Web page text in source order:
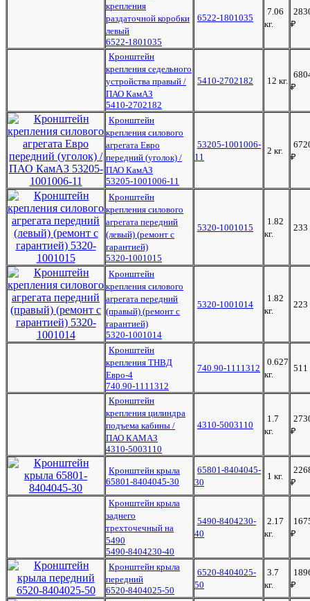
крепления
раздаточной коробки
левый
6522-1801035
6522-1801035
7.06
кг.
₽
Кронштейн
крепления седельного
устройства правый /
ПАО КамАЗ
5410-2702182
5410-2702182 12 кг.
₽
Кронштейн
крепления силового
агрегата Евро
передний (уголок) /
ПАО КамАЗ
53205-1001006-11
53205-1001006-
11
2 кг.
₽
Кронштейн
крепления силового
агрегата передний
(левый) (ремонт с
гарантией)
5320-1001015
5320-1001015
1.82
кг.
233
Кронштейн
крепления силового
агрегата передний
(правый) (ремонт с
гарантией)
5320-1001014
5320-1001014
1.82
кг.
223
Кронштейн
крепления ТНВД
Евро-4
740.90-1111312
740.90-1111312
0.627
кг.
511
Кронштейн
крепления цилиндра
подъема кабины /
ПАО КАМАЗ
4310-5003110
4310-5003110
1.7
кг.
₽
Кронштейн крыла
65801-8404045-30
65801-8404045-
30
1 кг.
₽
Кронштейн крыла
заднего
трехточечный на
5490
5490-8404230-40
5490-8404230-
40
2.17
кг.
₽
Кронштейн крыла
передний
6520-8404025-50
6520-8404025-
50
3.7
кг.
₽